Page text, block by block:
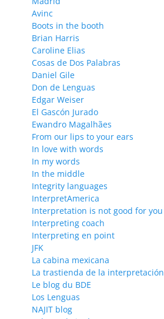
Avinc
Boots in the booth
Brian Harris
Caroline Elias
Cosas de Dos Palabras
Daniel Gile
Don de Lenguas
Edgar Weiser
El Gascón Jurado
Ewandro Magalhães
From our lips to your ears
In love with words
In my words
In the middle
Integrity languages
InterpretAmerica
Interpretation is not good for you
Interpreting coach
Interpreting en point
JFK
La cabina mexicana
La trastienda de la interpretación
Le blog du BDE
Los Lenguas
NAJIT blog